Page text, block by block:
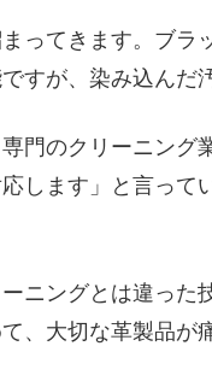
ってきます。ブラ
すが、染み込んだ
門のクリーニング
します」と言って
ニングとは違った
、大切な革製品が